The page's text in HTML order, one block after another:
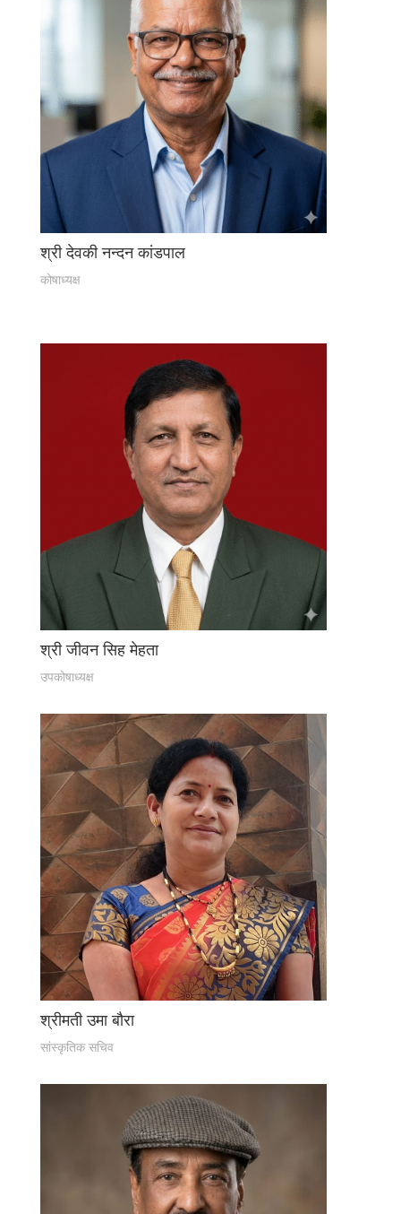
श्री देवकी नन्दन कांडपाल
कोषाध्यक्ष
श्री जीवन सिह मेहता
उपकोषाध्यक्ष
श्रीमती उमा बौरा
सांस्कृतिक सचिव